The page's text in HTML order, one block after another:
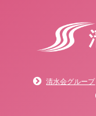
清水会グループ